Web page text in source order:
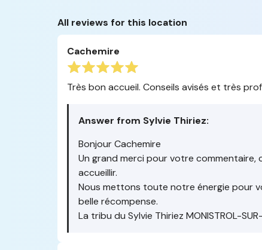
All reviews for this location
Cachemire
Très bon accueil. Conseils avisés et très
Answer from Sylvie Thiriez:
Bonjour Cachemire
Un grand merci pour votre commentaire,
accueillir.
Nous mettons toute notre énergie pour
belle récompense.
La tribu du Sylvie Thiriez MONISTROL-SUR-